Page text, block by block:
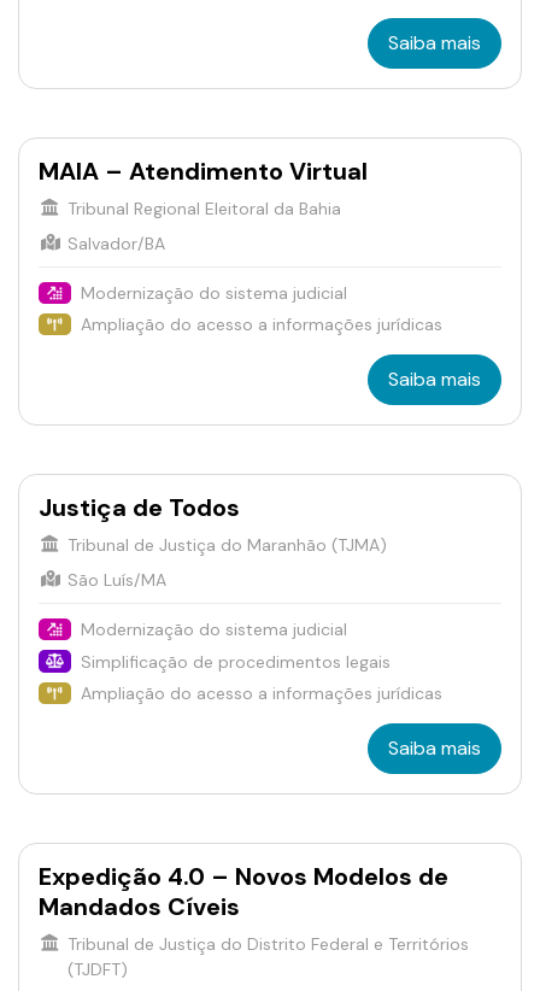
Saiba mais
MAIA – Atendimento Virtual
Tribunal Regional Eleitoral da Bahia
Salvador/BA
Modernização do sistema judicial
Ampliação do acesso a informações jurídicas
Saiba mais
Justiça de Todos
Tribunal de Justiça do Maranhão (TJMA)
São Luís/MA
Modernização do sistema judicial
Simplificação de procedimentos legais
Ampliação do acesso a informações jurídicas
Saiba mais
Expedição 4.0 – Novos Modelos de
Mandados Cíveis
Tribunal de Justiça do Distrito Federal e Territórios
(TJDFT)